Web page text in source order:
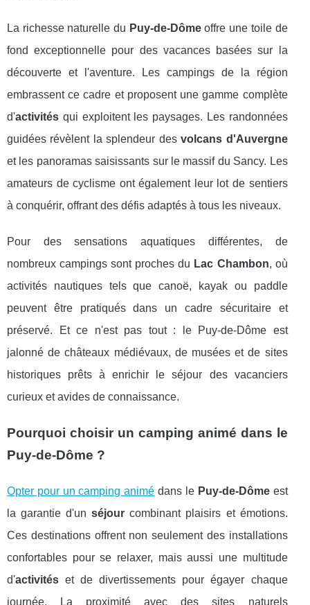
La richesse naturelle du Puy-de-Dômeoffre une toile de
fond exceptionnelle pour des vacances basées sur la
découverte et l'aventure. Les campings de la région
embrassent ce cadre et proposent une gamme complète
d'activités qui exploitent les paysages. Les randonnées
guidées révèlent la splendeur desvolcans d'Auvergne
et les panoramas saisissants sur le massif du Sancy. Les
amateurs de cyclisme ont également leur lot de sentiers
à conquérir, offrant des défis adaptés à tous les niveaux.
Pour des sensations aquatiques différentes, de
nombreux campings sont proches du Lac Chambon, où
activités nautiques tels que canoë, kayak ou paddle
peuvent être pratiqués dans un cadre sécuritaire et
préservé. Et ce n'est pas tout : le Puy-de-Dôme est
jalonné de châteaux médiévaux, de musées et de sites
historiques prêts à enrichir le séjour des vacanciers
curieux et avides de connaissance.
Pourquoi choisir un camping animé dans le
Puy-de-Dôme ?
Opter pour un camping animé dans le Puy-de-Dômeest
la garantie d'unséjour combinant plaisirs et émotions.
Ces destinations offrent non seulement des installations
confortables pour se relaxer, mais aussi une multitude
d'activités et de divertissements pour égayer chaque
journée. La proximité avec des sites naturels